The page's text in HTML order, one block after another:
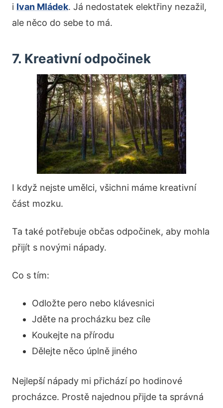
i Ivan Mládek. Já nedostatek elektřiny nezažil,
ale něco do sebe to má.
7. Kreativní odpočinek
I když nejste umělci, všichni máme kreativní
část mozku.
Ta také potřebuje občas odpočinek, aby mohla
přijít s novými nápady.
Co s tím:
Odložte pero nebo klávesnici
Jděte na procházku bez cíle
Koukejte na přírodu
Dělejte něco úplně jiného
Nejlepší nápady mi přichází po hodinové
procházce. Prostě najednou přijde ta správná